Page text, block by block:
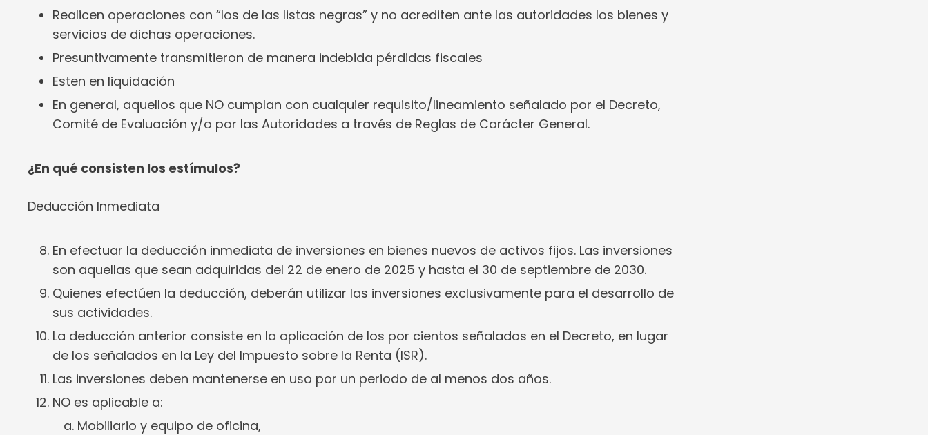
Realicen operaciones con “los de las listas negras” y no acrediten ante las autoridades los bienes y
servicios de dichas operaciones.
Presuntivamente transmitieron de manera indebida pérdidas fiscales
Esten en liquidación
En general, aquellos que NO cumplan con cualquier requisito/lineamiento señalado por el Decreto,
Comité de Evaluación y/o por las Autoridades a través de Reglas de Carácter General.
¿En qué consisten los estímulos?
Deducción Inmediata
En efectuar la deducción inmediata de inversiones en bienes nuevos de activos fijos. Las inversiones
son aquellas que sean adquiridas del 22 de enero de 2025 y hasta el 30 de septiembre de 2030.
Quienes efectúen la deducción, deberán utilizar las inversiones exclusivamente para el desarrollo de
sus actividades.
La deducción anterior consiste en la aplicación de los por cientos señalados en el Decreto, en lugar
de los señalados en la Ley del Impuesto sobre la Renta (ISR).
Las inversiones deben mantenerse en uso por un periodo de al menos dos años.
NO es aplicable a:
Mobiliario y equipo de oficina,